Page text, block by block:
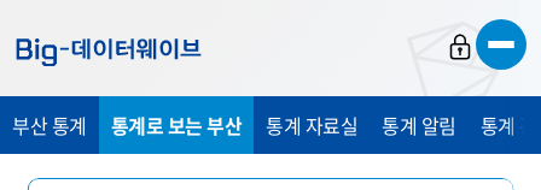
가
가
가
부산 통계 통계로 보는 부산 통계 자료실 통계 알림 통계